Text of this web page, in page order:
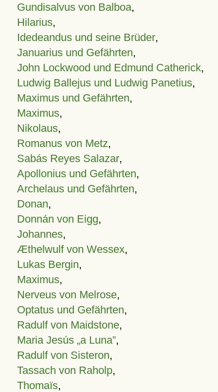
Gundisalvus von Balboa,
Hilarius,
Idedeandus und seine Brüder,
Januarius und Gefährten,
John Lockwood und Edmund Catherick,
Ludwig Ballejus und Ludwig Panetius,
Maximus und Gefährten,
Maximus,
Nikolaus,
Romanus von Metz,
Sabás Reyes Salazar,
Apollonius und Gefährten,
Archelaus und Gefährten,
Donan,
Donnán von Eigg,
Johannes,
Æthelwulf von Wessex,
Lukas Bergin,
Maximus,
Nerveus von Melrose,
Optatus und Gefährten,
Radulf von Maidstone,
Maria Jesús „a Luna”,
Radulf von Sisteron,
Tassach von Raholp,
Thomaïs,